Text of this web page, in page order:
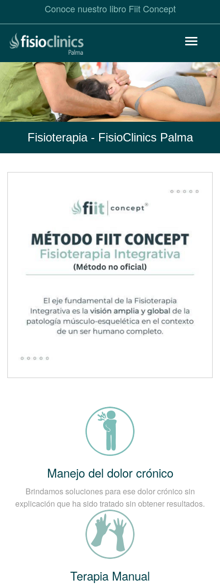
Pasar
contenido
principal
Conoce nuestro libro Fiit Concept
Toggle
Fisioterapia- FisioClinics Palma
Manejo del dolor crónico
Brindamos soluciones para ese dolor crónico sin
explicación que ha sido tratado sin obtener resultados.
Terapia Manual